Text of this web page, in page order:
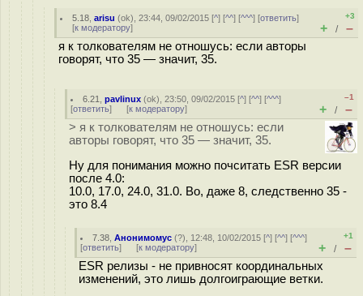
5.18 ,arisu (ok), 23:44, 09/02/2015 [^] [^^] [^^^] [ответить]
[к модератору]
+3
+ / –
я к толкователям не отношусь: если авторы
говорят, что 35 — значит, 35.
6.21 ,pavlinux (ok), 23:50, 09/02/2015 [^] [^^] [^^^]
[ответить] [к модератору]
–1
+ / –
> я к толкователям не отношусь: если
авторы говорят, что 35 — значит, 35.
Ну для понимания можно почситать ESR версии
после 4.0:
10.0, 17.0, 24.0, 31.0. Во, даже 8, следственно 35 -
это 8.4
7.38 ,Анонимомус (?), 12:48, 10/02/2015 [^] [^^] [^^^]
[ответить] [к модератору]
+1
+ / –
ESR релизы - не привносят координальных
изменений, это лишь долгоиграющие ветки.